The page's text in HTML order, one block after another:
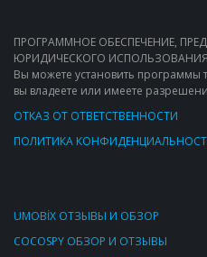
ПРОГРАММНОЕ ОБЕСПЕЧЕНИЕ,
ЮРИДИЧЕСКОГО
Вы можете установить программы
вы владеете или имеете
ОТКАЗ ОТ ОТВЕТСТВЕННОСТИ
ПОЛИТИКА
UMOBİX ОТЗЫВЫ И ОБЗОР
COCOSPY ОБЗОР И ОТЗЫВЫ